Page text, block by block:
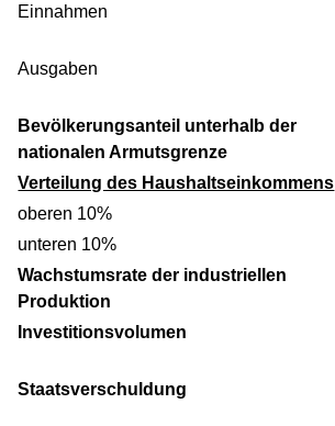
Einnahmen
Ausgaben
Bevölkerungsanteil unterhalb der
nationalen Armutsgrenze
Verteilung des Haushaltseinkommens
oberen 10%
unteren 10%
Wachstumsrate der industriellen
Produktion
Investitionsvolumen
Staatsverschuldung